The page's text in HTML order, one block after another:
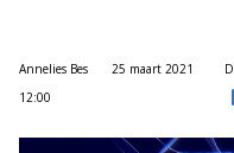
Annelies Bes
25 maart 2021
12:00